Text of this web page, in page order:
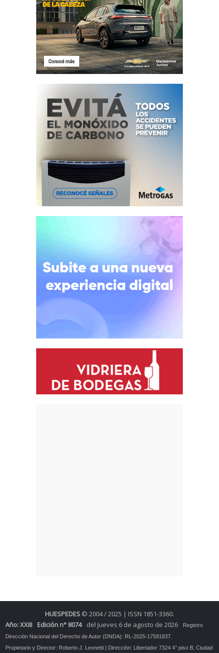
HUESPEDES © 2004 / 2025 | ISSN 1851-3360.
Año: XXIII
Edición n° 8074 del Jueves 6 de agosto de 2026
Registro
Dirección Nacional del Derecho de Autor (DNDA): RL-2025-17591837.
Propietario y Director: Roberto J. Leonetti | Dirección: Libertador 7324 4° piso B, Ciudad